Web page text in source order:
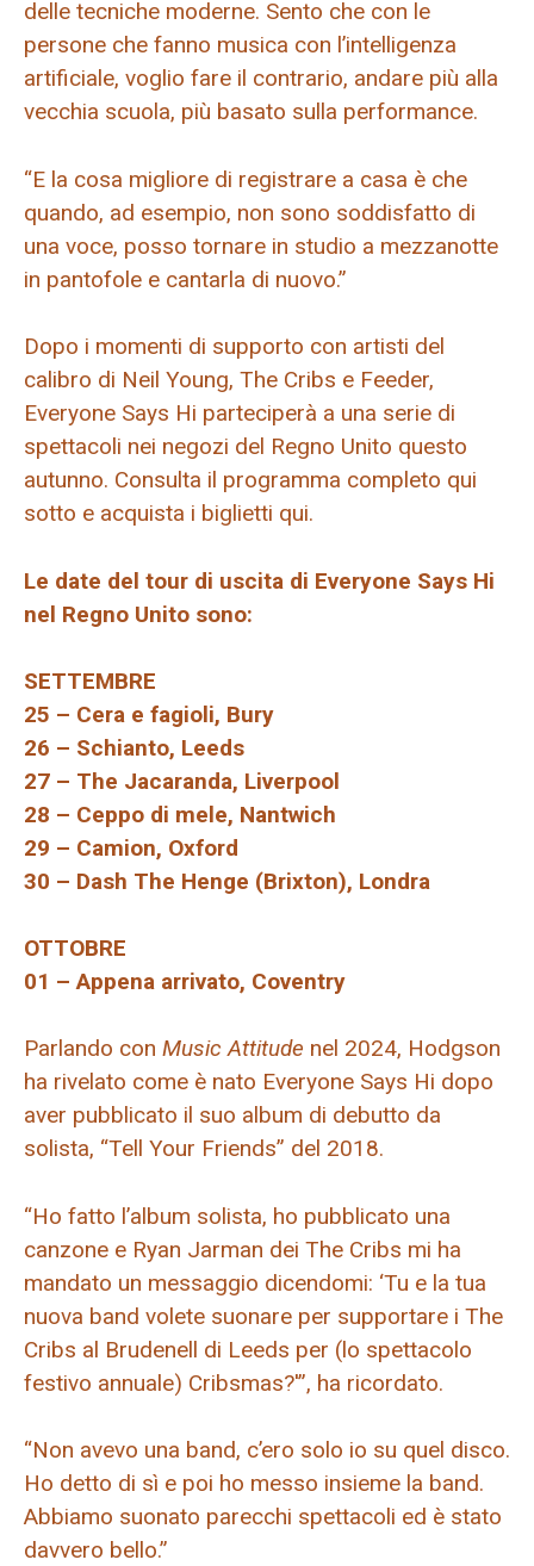
delle tecniche moderne. Sento che con le
persone che fanno musica con l’intelligenza
artificiale, voglio fare il contrario, andare più alla
vecchia scuola, più basato sulla performance.
“E la cosa migliore di registrare a casa è che
quando, ad esempio, non sono soddisfatto di
una voce, posso tornare in studio a mezzanotte
in pantofole e cantarla di nuovo.”
Dopo i momenti di supporto con artisti del
calibro di Neil Young, The Cribs e Feeder,
Everyone Says Hi parteciperà a una serie di
spettacoli nei negozi del Regno Unito questo
autunno. Consulta il programma completo qui
sotto e acquista i biglietti qui.
Le date del tour di uscita di Everyone Says Hi
nel Regno Unito sono:
SETTEMBRE
25 – Cera e fagioli, Bury
26 – Schianto, Leeds
27 – The Jacaranda, Liverpool
28 – Ceppo di mele, Nantwich
29 – Camion, Oxford
30 – Dash The Henge (Brixton), Londra
OTTOBRE
01 – Appena arrivato, Coventry
Parlando con Music Attitude nel 2024, Hodgson
ha rivelato come è nato Everyone Says Hi dopo
aver pubblicato il suo album di debutto da
solista, “Tell Your Friends” del 2018.
“Ho fatto l’album solista, ho pubblicato una
canzone e Ryan Jarman dei The Cribs mi ha
mandato un messaggio dicendomi: ‘Tu e la tua
nuova band volete suonare per supportare i The
Cribs al Brudenell di Leeds per (lo spettacolo
festivo annuale) Cribsmas?'”, ha ricordato.
“Non avevo una band, c’ero solo io su quel disco.
Ho detto di sì e poi ho messo insieme la band.
Abbiamo suonato parecchi spettacoli ed è stato
davvero bello.”